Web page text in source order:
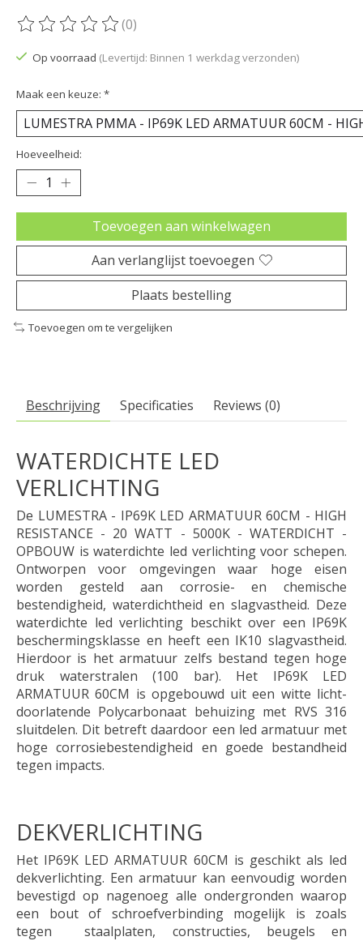
De beoordeling van dit product is
(0)
Op voorraad (Levertijd: Binnen 1 werkdag verzonden)
Maak een keuze: *
Hoeveelheid:
Toevoegen aan winkelwagen
Aan verlanglijst toevoegen
Plaats bestelling
Toevoegen om te vergelijken
Beschrijving Specificaties Reviews (0)
WATERDICHTE LED
VERLICHTING
De LUMESTRA - IP69K LED ARMATUUR 60CM - HIGH
RESISTANCE - 20 WATT - 5000K - WATERDICHT -
OPBOUW is waterdichte led verlichting voor schepen.
Ontworpen voor omgevingen waar hoge eisen
worden gesteld aan corrosie- en chemische
bestendigheid, waterdichtheid en slagvastheid. Deze
waterdichte led verlichting beschikt over een IP69K
beschermingsklasse en heeft een IK10 slagvastheid.
Hierdoor is het armatuur zelfs bestand tegen hoge
druk waterstralen (100 bar). Het IP69K LED
ARMATUUR 60CM is opgebouwd uit een witte licht-
doorlatende Polycarbonaat behuizing met RVS 316
sluitdelen. Dit betreft daardoor een led armatuur met
hoge corrosiebestendigheid en goede bestandheid
tegen impacts.
DEKVERLICHTING
Het IP69K LED ARMATUUR 60CM is geschikt als led
dekverlichting. Een armatuur kan eenvoudig worden
bevestigd op nagenoeg alle ondergronden waarop
een bout of schroefverbinding mogelijk is zoals
tegen staalplaten, constructies, beugels en